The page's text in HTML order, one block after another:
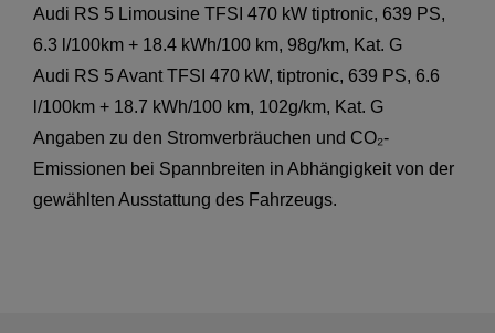
Audi RS 5 Limousine TFSI 470 kW tiptronic, 639 PS,
6.3 l/100km + 18.4 kWh/100 km, 98g/km, Kat. G
Audi RS 5 Avant TFSI 470 kW, tiptronic, 639 PS, 6.6
l/100km + 18.7 kWh/100 km, 102g/km, Kat. G
Angaben zu den Stromverbräuchen und CO₂-
Emissionen bei Spannbreiten in Abhängigkeit von der
gewählten Ausstattung des Fahrzeugs.